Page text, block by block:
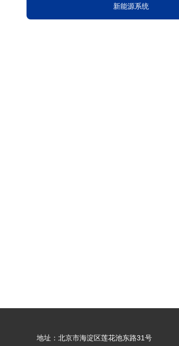
新能源系统
地址：北京市海淀区莲花池东路31号